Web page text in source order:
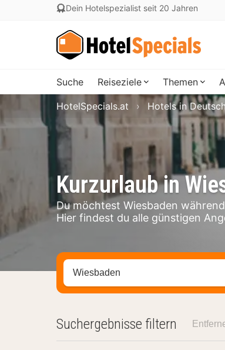
Dein Hotelspezialist seit 20 Jahren
Suche Reiseziele Themen
Kurzurlaub in
Du möchtest Wiesbaden
Hier findest du alle günstigen
HotelSpecials.at Hotels in
Stadt, Region oder Hotel suchen
Suchergebnisse filtern